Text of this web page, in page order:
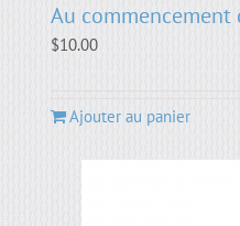
Au commencement
$10.00
Ajouter au panier